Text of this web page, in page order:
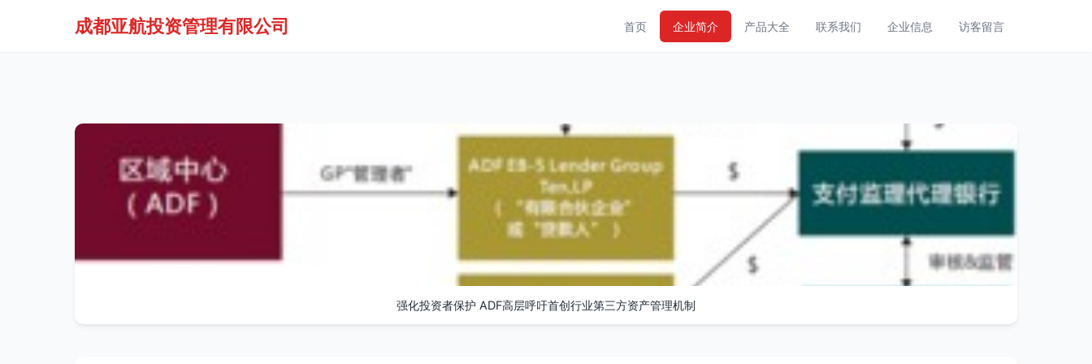
成都亚航投资管理有限公司 首页 企业简介 产品大全 联系我们 企业信息 访客留言
强化投资者保护 ADF高层呼吁首创行业第三方资产管理机制